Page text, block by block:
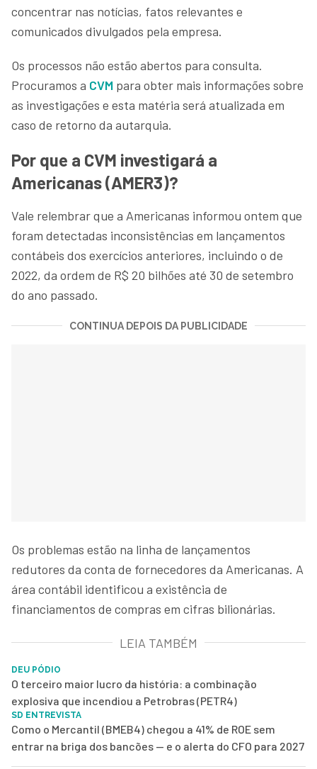
concentrar nas notícias, fatos relevantes e
comunicados divulgados pela empresa.
Os processos não estão abertos para consulta.
Procuramos a CVM para obter mais informações sobre
as investigações e esta matéria será atualizada em
caso de retorno da autarquia.
Por que a CVM investigará a
Americanas (AMER3)?
Vale relembrar que a Americanas informou ontem que
foram detectadas inconsistências em lançamentos
contábeis dos exercícios anteriores, incluindo o de
2022, da ordem de R$ 20 bilhões até 30 de setembro
do ano passado.
CONTINUA DEPOIS DA PUBLICIDADE
Os problemas estão na linha de lançamentos
redutores da conta de fornecedores da Americanas. A
área contábil identificou a existência de
financiamentos de compras em cifras bilionárias.
LEIA TAMBÉM
DEU PÓDIO
O terceiro maior lucro da história: a combinação
explosiva que incendiou a Petrobras (PETR4)
SD ENTREVISTA
Como o Mercantil (BMEB4) chegou a 41% de ROE sem
entrar na briga dos bancões — e o alerta do CFO para 2027